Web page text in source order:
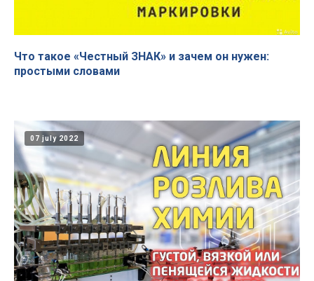
Что такое «Честный ЗНАК» и зачем он нужен:
простыми словами
07 july 2022